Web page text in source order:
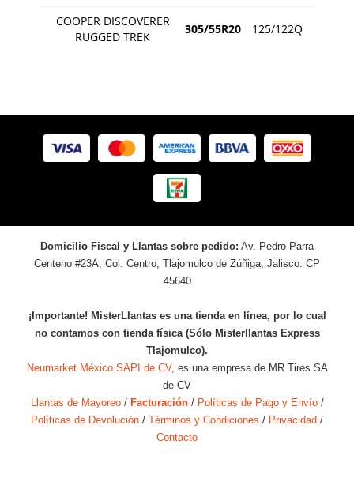
COOPER DISCOVERER
RUGGED TREK
305/55R20 125/122Q
Domicilio Fiscal y Llantas sobre pedido: Av. Pedro Parra
Centeno #23A, Col. Centro, Tlajomulco de Zúñiga, Jalisco. CP
45640
¡Importante! MisterLlantas es una tienda en línea, por lo cual
no contamos con tienda física (Sólo Misterllantas Express
Tlajomulco).
Neumarket México SAPI de CV, es una empresa de MR Tires SA
de CV
Llantas de Mayoreo/ Facturación/ Políticas de Pago y Envío/
Políticas de Devolución / Términos y Condiciones / Privacidad /
Contacto